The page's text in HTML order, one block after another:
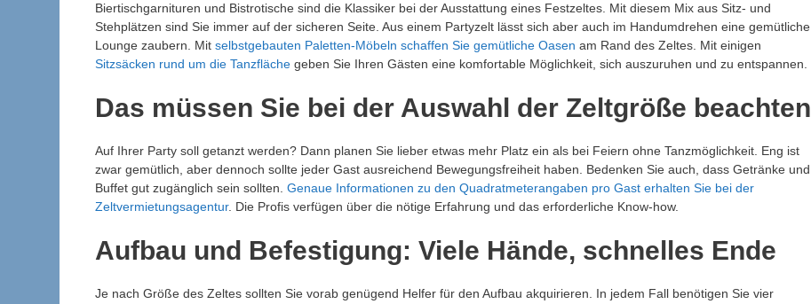
Biertischgarnituren und Bistrotische sind die Klassiker bei der Ausstattung eines Festzeltes. Mit diesem Mix aus Sitz- und
Stehplätzen sind Sie immer auf der sicheren Seite. Aus einem Partyzelt lässt sich aber auch im Handumdrehen eine gemütliche
Lounge zaubern. Mit selbstgebauten Paletten-Möbeln schaffen Sie gemütliche Oasen am Rand des Zeltes. Mit einigen
Sitzsäcken rund um die Tanzfläche geben Sie Ihren Gästen eine komfortable Möglichkeit, sich auszuruhen und zu entspannen.
Das müssen Sie bei der Auswahl der Zeltgröße beachten
Auf Ihrer Party soll getanzt werden? Dann planen Sie lieber etwas mehr Platz ein als bei Feiern ohne Tanzmöglichkeit. Eng ist
zwar gemütlich, aber dennoch sollte jeder Gast ausreichend Bewegungsfreiheit haben. Bedenken Sie auch, dass Getränke und
Buffet gut zugänglich sein sollten. Genaue Informationen zu den Quadratmeterangaben pro Gast erhalten Sie bei der
Zeltvermietungsagentur. Die Profis verfügen über die nötige Erfahrung und das erforderliche Know-how.
Aufbau und Befestigung: Viele Hände, schnelles Ende
Je nach Größe des Zeltes sollten Sie vorab genügend Helfer für den Aufbau akquirieren. In jedem Fall benötigen Sie vier